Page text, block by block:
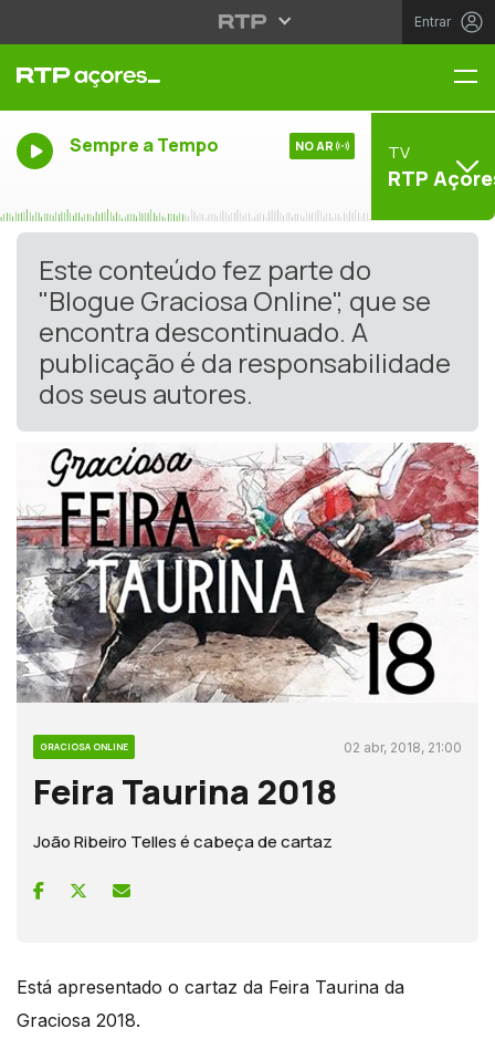
Entrar
Sempre a Tempo NO AR TV
RTP
Este conteúdo fez parte do
"Blogue Graciosa Online", que se
encontra descontinuado. A
publicação é da responsabilidade
dos seus autores.
GRACIOSA ONLINE 02 abr, 2018, 21:00
Feira Taurina 2018
João Ribeiro Telles é cabeça de cartaz
Está apresentado o cartaz da Feira Taurina da
Graciosa 2018.